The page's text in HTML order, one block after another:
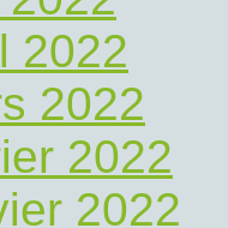
2022
2022
2022
2022